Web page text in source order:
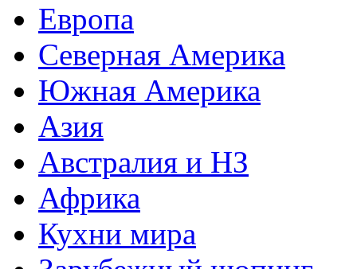
Европа
Северная Америка
Южная Америка
Азия
Австралия и НЗ
Африка
Кухни мира